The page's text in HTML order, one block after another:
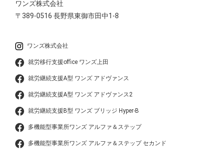
ワンズ株式会社
〒389-0516長野県東御市田中1-8
ワンズ株式会社
就労移行支援office ワンズ上田
就労継続支援A型 ワンズ アドヴァンス
就労継続支援A型 ワンズ アドヴァンス2
就労継続支援B型 ワンズ ブリッジ Hyper-B
多機能型事業所ワンズ アルファ＆ステップ
多機能型事業所ワンズ アルファ＆ステップ セカンド